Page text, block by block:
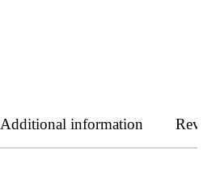
Additional information